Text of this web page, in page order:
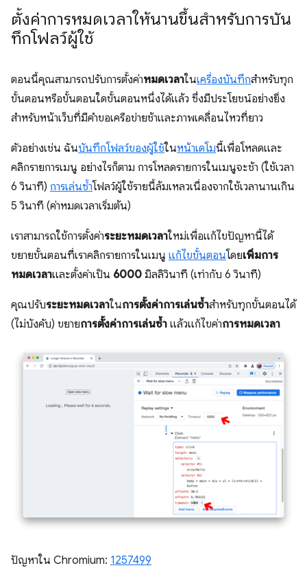
ตั้งค่าการหมดเวลาให้นานขึ้นสำหรับการบัน
ทึกโฟลว์ผู้ใช้
ตอนนี้คุณสามารถปรับการตั้งค่าหมดเวลาในเครื่องบันทึกสำหรับทุก
ขั้นตอนหรือขั้นตอนใดขั้นตอนหนึ่งได้แล้ว ซึ่งมีประโยชน์อย่างยิ่ง
สำหรับหน้าเว็บที่มีคำขอเครือข่ายช้าและภาพเคลื่อนไหวที่ยาว
ตัวอย่างเช่น ฉันบันทึกโฟลว์ของผู้ใช้ในหน้าเดโมนี้เพื่อโหลดและ
คลิกรายการเมนู อย่างไรก็ตาม การโหลดรายการในเมนูจะช้า (ใช้เวลา
6 วินาที) การเล่นซ้ำโฟลว์ผู้ใช้รายนี้ล้มเหลวเนื่องจากใช้เวลานานเกิน
5 วินาที (ค่าหมดเวลาเริ่มต้น)
เราสามารถใช้การตั้งค่าระยะหมดเวลาใหม่เพื่อแก้ไขปัญหานี้ได้
ขยายขั้นตอนที่เราคลิกรายการในเมนู แก้ไขขั้นตอนโดยเพิ่มการ
หมดเวลาและตั้งค่าเป็น 6000 มิลลิวินาที (เท่ากับ 6 วินาที)
คุณปรับระยะหมดเวลาในการตั้งค่าการเล่นซ้ำสำหรับทุกขั้นตอนได้
(ไม่บังคับ) ขยายการตั้งค่าการเล่นซ้ำ แล้วแก้ไขค่าการหมดเวลา
ปัญหาใน Chromium: 1257499